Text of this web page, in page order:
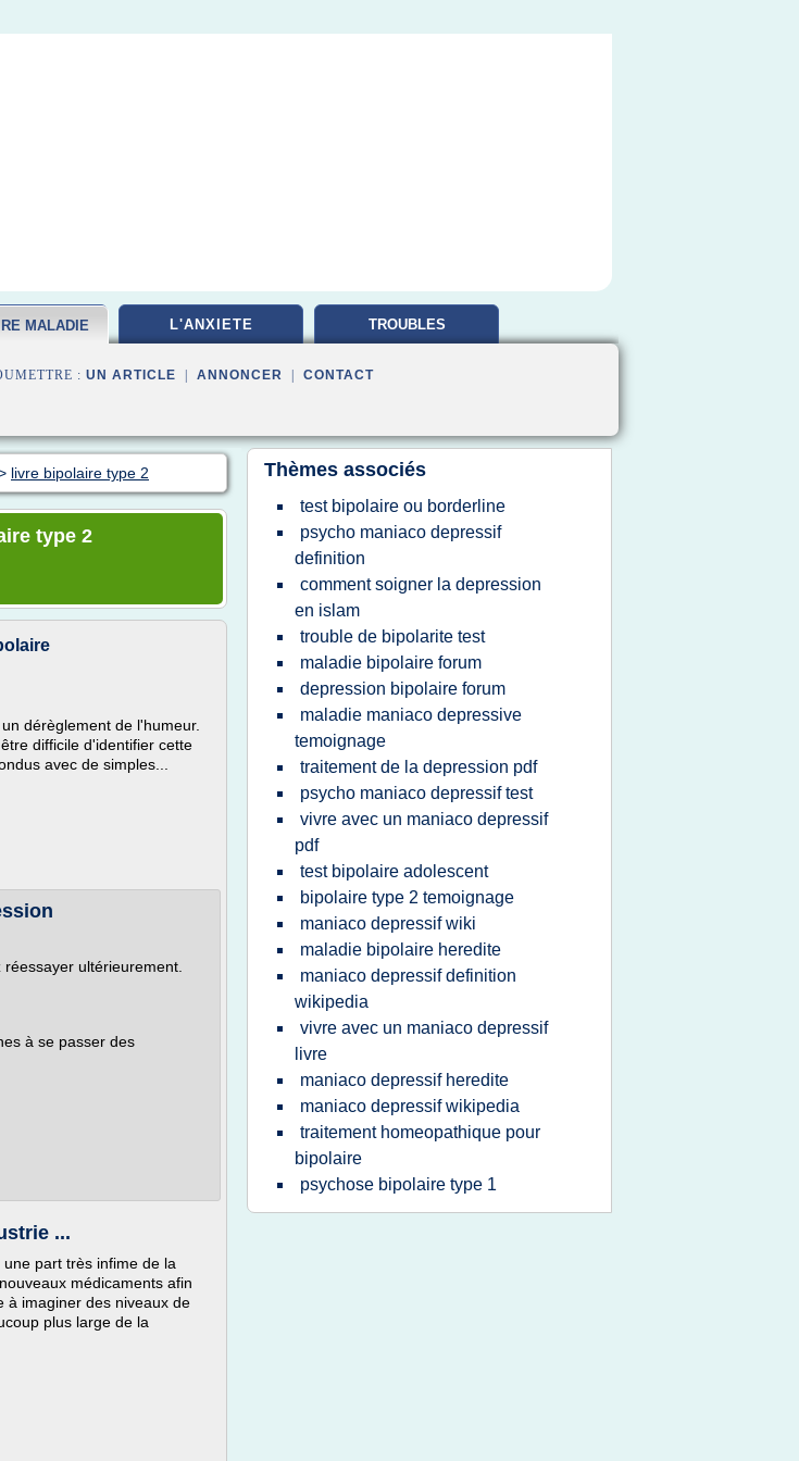
MALADIE L'ANXIETE TROUBLES
: UN ARTICLE ANNONCER CONTACT
livre bipolaire type 2
type 2
dérèglement de l'humeur.
difficile d'identifier cette
avec de simples...
ultérieurement.
à se passer des
...
part très infime de la
médicaments afin
à imaginer des niveaux de
plus large de la
Thèmes associés
test bipolaire ou borderline
psycho maniaco depressif
definition
comment soigner la depression
en islam
trouble de bipolarite test
maladie bipolaire forum
depression bipolaire forum
maladie maniaco depressive
temoignage
traitement de la depression pdf
psycho maniaco depressif test
vivre avec un maniaco depressif
pdf
test bipolaire adolescent
bipolaire type 2 temoignage
maniaco depressif wiki
maladie bipolaire heredite
maniaco depressif definition
wikipedia
vivre avec un maniaco depressif
livre
maniaco depressif heredite
maniaco depressif wikipedia
traitement homeopathique pour
bipolaire
psychose bipolaire type 1